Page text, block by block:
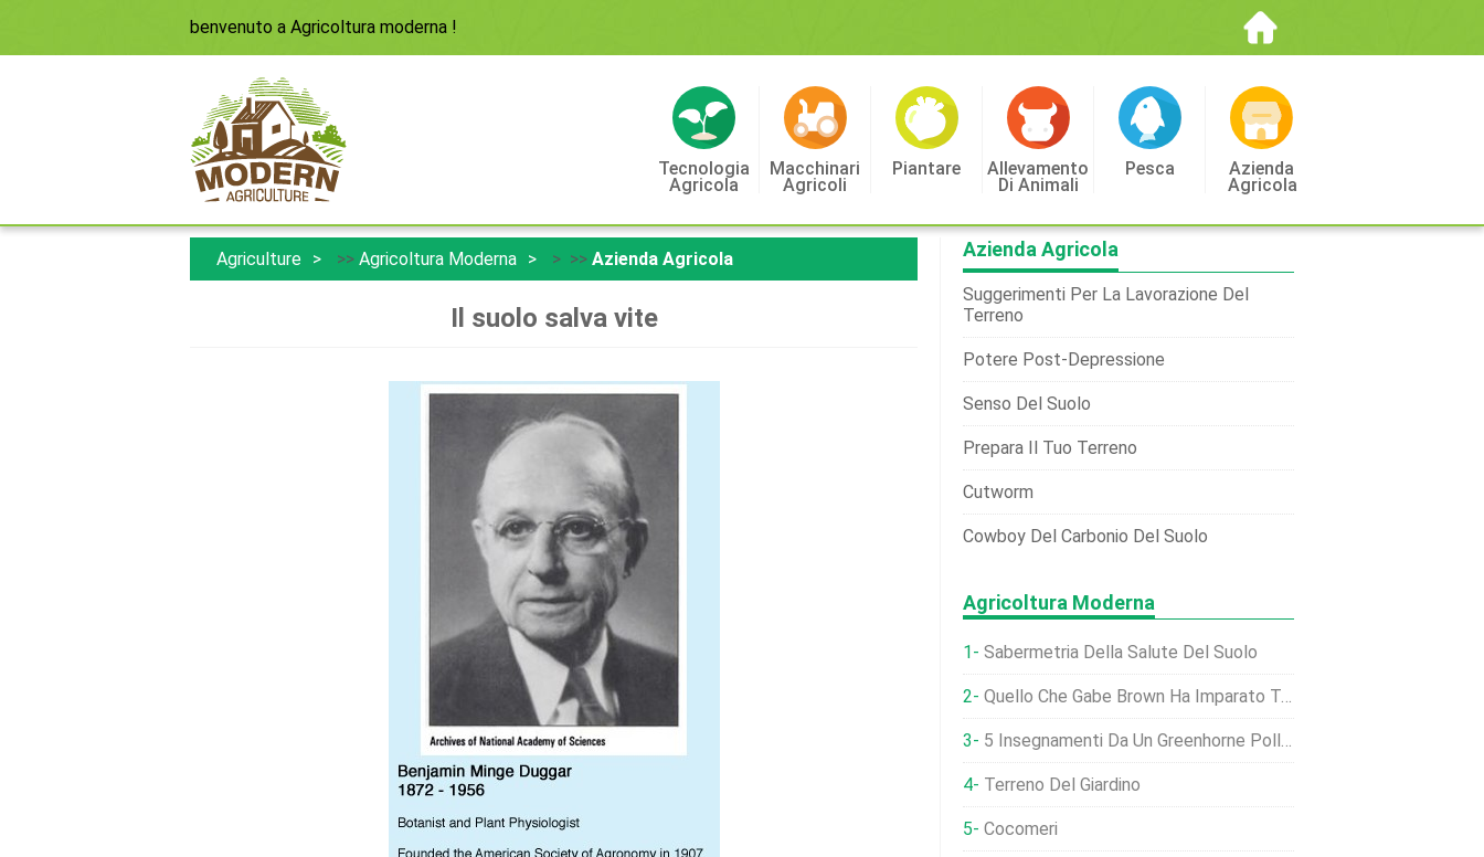
benvenuto a Agricoltura moderna !
Tecnologia
Agricola
Macchinari
Agricoli
Piantare Allevamento
Di Animali
Pesca Azienda
Agricola
Agriculture >> Agricoltura Moderna > >> Azienda Agricola
Il suolo salva vite
Azienda Agricola
Suggerimenti Per La Lavorazione Del
Terreno
Potere Post-Depressione
Senso Del Suolo
Prepara Il Tuo Terreno
Cutworm
Cowboy Del Carbonio Del Suolo
Agricoltura Moderna
Sabermetria Della Salute Del Suolo
Quello Che Gabe Brown Ha Imparato Testimoniando Davanti Al Congresso
5 Insegnamenti Da Un Greenhorne Pollice Verde
Terreno Del Giardino
Cocomeri